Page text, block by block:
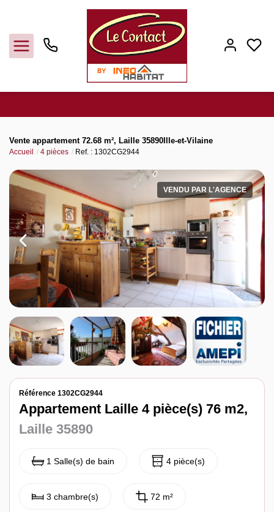
Louer
Gerer
Syndic
Notre agence
Contact
Vente appartement 72.68 m², Laille 35890Ille-et-Vilaine
Accueil 4 pièces Ref. : 1302CG2944
VENDU PAR L'AGENCE
Référence 1302CG2944
Appartement Laille 4 pièce(s) 76 m2,
Laille 35890
1 Salle(s) de bain 4 pièce(s)
3 chambre(s) 72 m²